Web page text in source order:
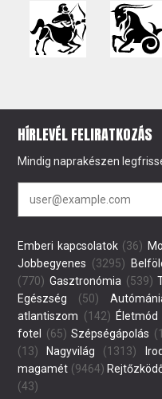
HÍRLEVÉL FELIRATKOZÁS
Mindig naprakészen
Emberi kapcsolatok (36)
Jobbegyenes (3295)
(770) Gasztronómia (539)
Egészség (50)
atlantiszom (142) Életmód
fotel
(65) Szépségápolás
(13)
Nagyvilág (1313)
magamét (9464)
(43)